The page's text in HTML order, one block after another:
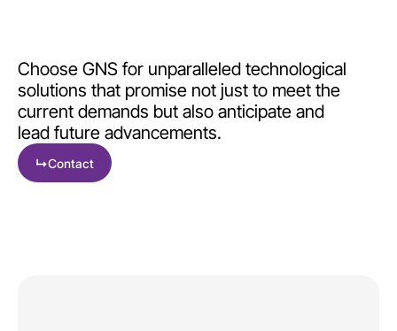
Choose GNS for unparalleled technological
solutions that promise not just to meet the
current demands but also anticipate and
lead future advancements.
↳Contact